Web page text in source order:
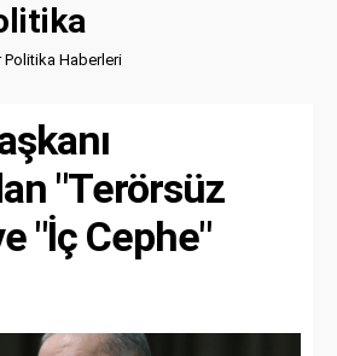
Politika Haberleri
"Terörsüz
"İç Cephe"